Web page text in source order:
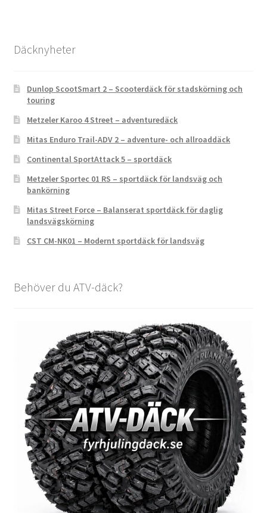
Däcknyheter
Dunlop ScootSmart 2 – Scooterdäck för stadskörning och
touring
Metzeler Karoo 4 Street – adventuredäck
Mitas Enduro Trail-ADV 2 – adventure- och allroaddäck
Continental SportAttack 5 – sportdäck
Metzeler Sportec 01 RS – sportdäck för landsväg och
bankörning
Mitas Street Force – Balanserat sportdäck för daglig
landsvägskörning
CST CM-NK01 – Modernt sportdäck för landsväg
Behöver du ATV-däck?